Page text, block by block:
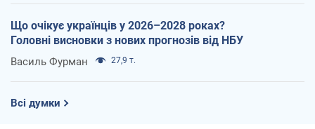
Що очікує українців у 2026–2028 роках?
Головні висновки з нових прогнозів від НБУ
Василь Фурман 27,9 т.
Всі думки